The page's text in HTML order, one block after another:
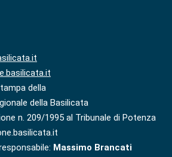
della
della Basilicata
n. 209/1995 al Tribunale di Potenza
Massimo Brancati